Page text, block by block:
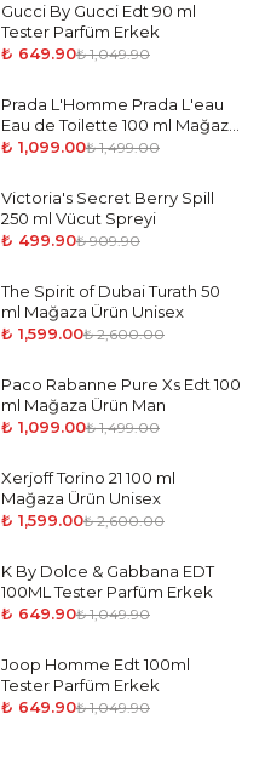
-38 %
Gucci By Gucci Edt 90 ml
Tester Parfüm Erkek
₺ 649.90₺ 1,049.90
-27 %
Prada L'Homme Prada L'eau
Eau de Toilette 100 ml Mağaza
Ürün Man
₺ 1,099.00₺ 1,499.00
-45%
Victoria's Secret Berry Spill
250 ml Vücut Spreyi
₺ 499.90₺ 909.90
-39%
The Spirit of Dubai Turath 50
ml Mağaza Ürün Unisex
₺ 1,599.00₺ 2,600.00
-27 %
Paco Rabanne Pure Xs Edt 100
ml Mağaza Ürün Man
₺ 1,099.00₺ 1,499.00
-39%
Xerjoff Torino 21 100 ml
Mağaza Ürün Unisex
₺ 1,599.00₺ 2,600.00
-38%
K By Dolce & Gabbana EDT
100ML Tester Parfüm Erkek
₺ 649.90₺ 1,049.90
-38%
Joop Homme Edt 100ml
Tester Parfüm Erkek
₺ 649.90₺ 1,049.90